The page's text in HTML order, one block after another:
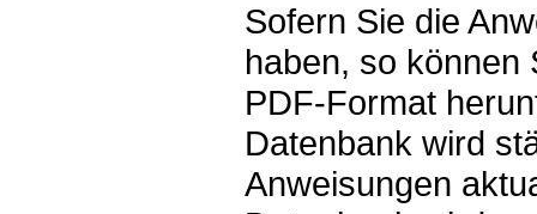
Sofern Sie die
haben, so können
PDF-Format
Datenbank wird
Anweisungen